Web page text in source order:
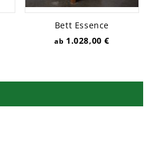
Bett Essence
1.028,00 €